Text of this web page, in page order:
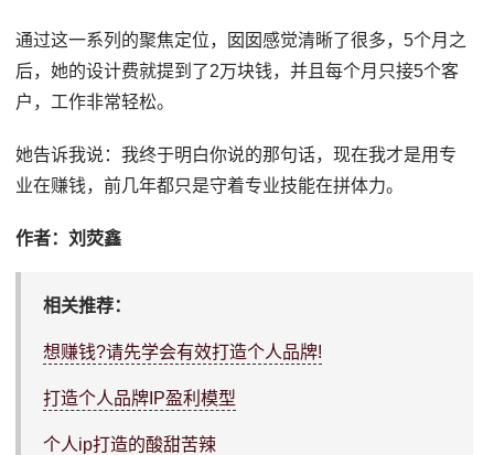
通过这一系列的聚焦定位，囡囡感觉清晰了很多，5个月之
后，她的设计费就提到了2万块钱，并且每个月只接5个客
户，工作非常轻松。
她告诉我说：我终于明白你说的那句话，现在我才是用专
业在赚钱，前几年都只是守着专业技能在拼体力。
作者：刘荧鑫
相关推荐：
想赚钱?请先学会有效打造个人品牌!
打造个人品牌IP盈利模型
个人ip打造的酸甜苦辣